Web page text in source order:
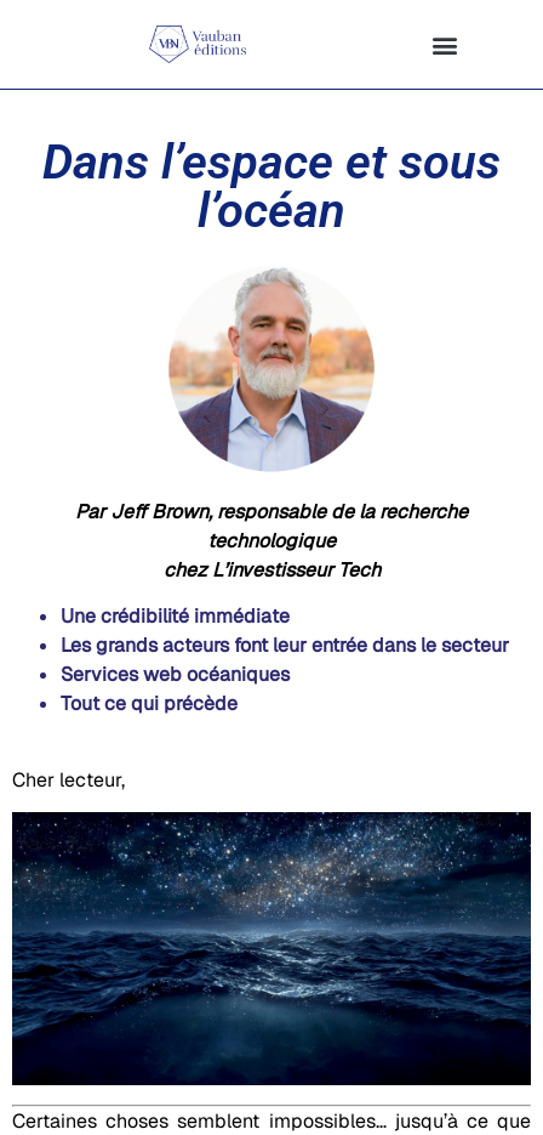
Dans l’espace et sous
l’océan
Par Jeff Brown, responsable de la recherche
technologique
chez L’investisseur Tech
Une crédibilité immédiate
Les grands acteurs font leur entrée dans le secteur
Services web océaniques
Tout ce qui précède
Cher lecteur,
Certaines choses semblent impossibles… jusqu’à ce que